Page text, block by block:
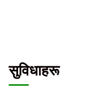
सुविधाहरू